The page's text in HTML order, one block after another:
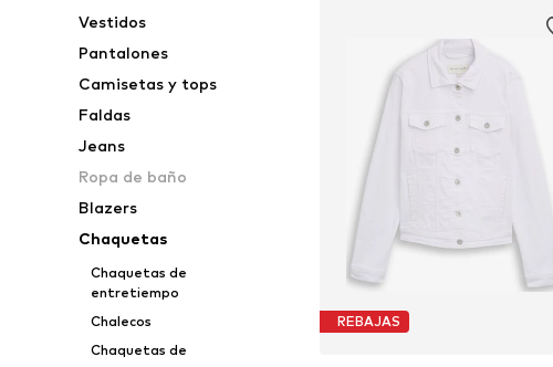
Vestidos
Pantalones
Camisetas y tops
Faldas
Jeans
Ropa de baño
Blazers
Chaquetas
Chaquetas de
entretiempo
Chalecos
Chaquetas de
REBAJAS